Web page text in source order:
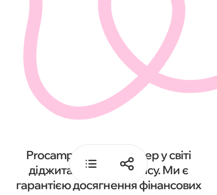
Навіщо Google додає
випадковість в аукціони
Нормалізація як спроба зробити
конкуренцію чеснішою
Менше дивитися на CPC, більше
— на бізнес
Procamp — ваш партнер у світі
діджитал-перформансу. Ми є
гарантією досягнення фінансових